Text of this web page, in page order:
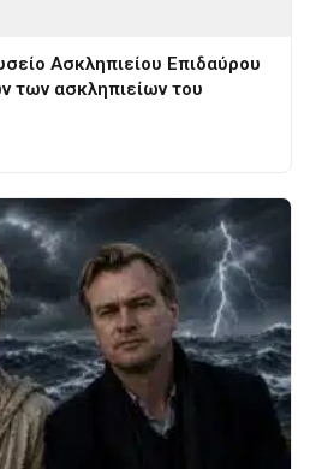
Ασκληπιείου Επιδαύρου
των ασκληπιείων του